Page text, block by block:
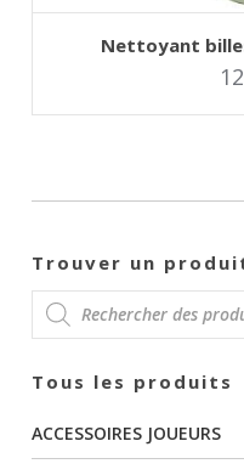
Trouver un
RECHERCHE
DE
PRODUITS
Tous les produits
ACCESSOIRES JOUEURS
Nettoyant